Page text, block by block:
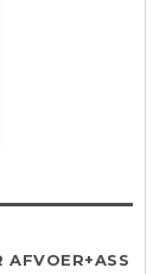
AFVOER+ASS